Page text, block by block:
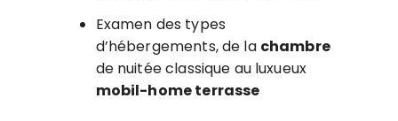
Examen des types
d’hébergements, de la chambre
de nuitée classique au luxueux
mobil-home terrasse